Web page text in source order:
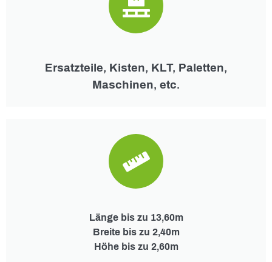
Ersatzteile, Kisten, KLT, Paletten,
Maschinen, etc.
Länge bis zu 13,60m
Breite bis zu 2,40m
Höhe bis zu 2,60m